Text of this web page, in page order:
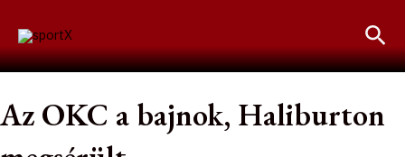
content
Az OKC a bajnok, Haliburton